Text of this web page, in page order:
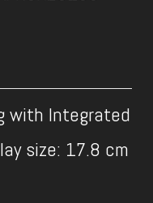
with Integrated
size: 17.8 cm